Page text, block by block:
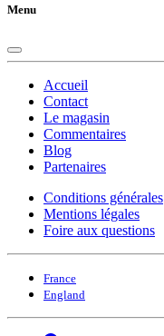
Menu
Accueil
Contact
Le magasin
Commentaires
Blog
Partenaires
Conditions générales
Mentions légales
Foire aux questions
France
England